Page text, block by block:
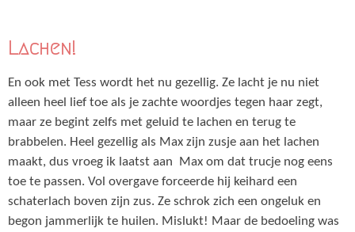
Lachen!
En ook met Tess wordt het nu gezellig. Ze lacht je nu niet
alleen heel lief toe als je zachte woordjes tegen haar zegt,
maar ze begint zelfs met geluid te lachen en terug te
brabbelen. Heel gezellig als Max zijn zusje aan het lachen
maakt, dus vroeg ik laatst aan Max om dat trucje nog eens
toe te passen. Vol overgave forceerde hij keihard een
schaterlach boven zijn zus. Ze schrok zich een ongeluk en
begon jammerlijk te huilen. Mislukt! Maar de bedoeling was